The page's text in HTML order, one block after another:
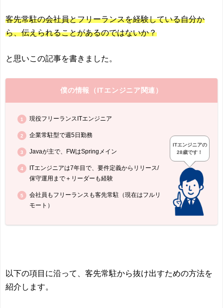
客先常駐の会社員とフリーランスを経験している自分か
ら、伝えられることがあるのではないか？
と思いこの記事を書きました。
僕の情報（ITエンジニア関連）
現役フリーランス ITエンジニア
企業常駐型で週5日勤務
Javaが主で、 FWはSpringメイン
ITエンジニアは7年目で、要件定義からリリース/
保守運用まで＋リーダーも経験
会社員もフリーランスも客先常駐（現在はフルリ
モート）
ITエンジニアの
28歳です！
以下の項目に沿って、客先常駐から抜け出すための方法を
紹介します。